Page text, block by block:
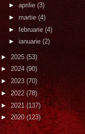
► aprilie (3)
► martie (4)
► februarie (4)
► ianuarie (2)
► 2025 (53)
► 2024 (90)
► 2023 (70)
► 2022 (78)
► 2021(137)
► 2020(123)